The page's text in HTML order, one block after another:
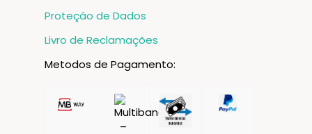
Proteção de Dados
Livro de Reclamações
Metodos de Pagamento: